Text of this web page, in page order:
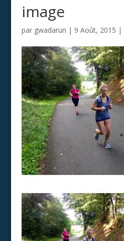
image
par gwadarun | 9 Août, 2015 |